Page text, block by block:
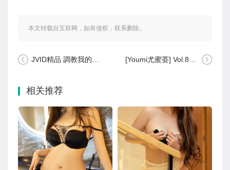
本文转载自互联网，如有侵权，联系删除。
JVID精品 調教我的貓系女友～讓她性感恥度無限爆發 #1 [Youmi尤蜜荟] Vol.896 小海臀Rena
相关推荐